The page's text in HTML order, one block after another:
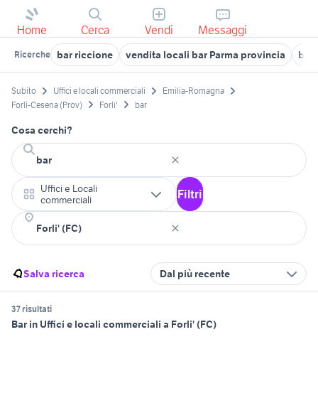
Home Cerca Vendi Messaggi
Ricerche bar riccione vendita locali bar Parma provincia bar
Subito Uffici e locali commerciali
Emilia-Romagna
Forlì-Cesena (Prov)
Forli' bar
Cosa cerchi?
Uffici e Locali
commerciali
Filtri
Salva ricerca Dal più recente
37 risultati
Bar in Uffici e locali commerciali a Forli' (FC)